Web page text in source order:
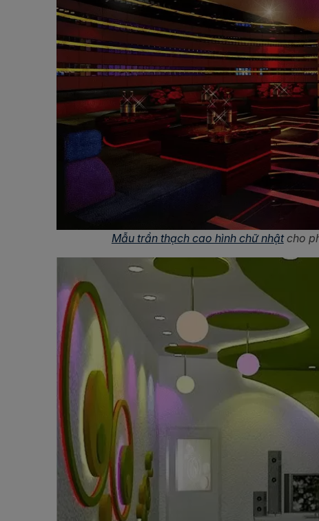
Mẫu trần thạch cao hình chữ nhậtcho